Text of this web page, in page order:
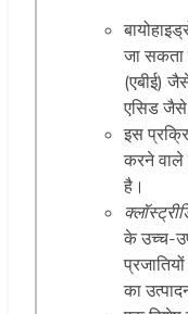
जा सकता
(एबीई)
एसिड जैसे
इस
करने वाले
है।
के उच्च-
का